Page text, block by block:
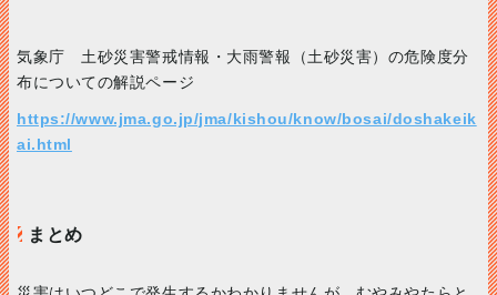
気象庁 土砂災害警戒情報・大雨警報（土砂災害）の危険度分
布についての解説ページ
https://www.jma.go.jp/jma/kishou/know/bosai/doshakeik
ai.html
まとめ